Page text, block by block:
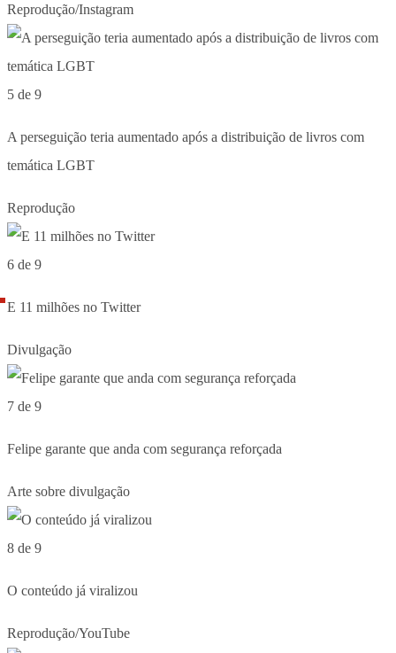
Reprodução/Instagram
5 de 9
A perseguição teria aumentado após a distribuição de livros com
temática LGBT
Reprodução
6 de 9
E 11 milhões no Twitter
Divulgação
7 de 9
Felipe garante que anda com segurança reforçada
Arte sobre divulgação
8 de 9
O conteúdo já viralizou
Reprodução/YouTube